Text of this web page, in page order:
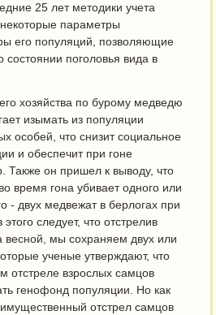
25 лет методики учета
параметры
его популяций, позволяющие
состоянии поголовья вида в
хозяйства по бурому медведю
изымать из популяции
особей, что снизит социальное
и обеспечит при гоне
Также он пришел к выводу, что
время гона убивает одного или
- двух медвежат в берлогах при
следует, что отстрелив
весной, мы сохраняем двух или
ученые утверждают, что
отстреле взрослых самцов
генофонд популяции. Но как
отстрел самцов